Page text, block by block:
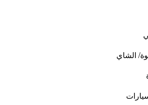
الشاي